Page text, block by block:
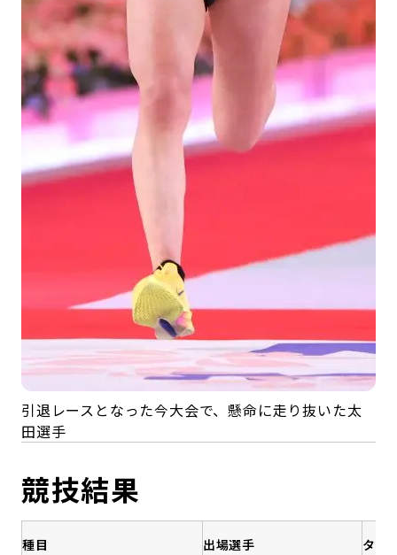
引退レースとなった今大会で、懸命に走り抜いた太
田選手
競技結果
種目 出場選手 タイ